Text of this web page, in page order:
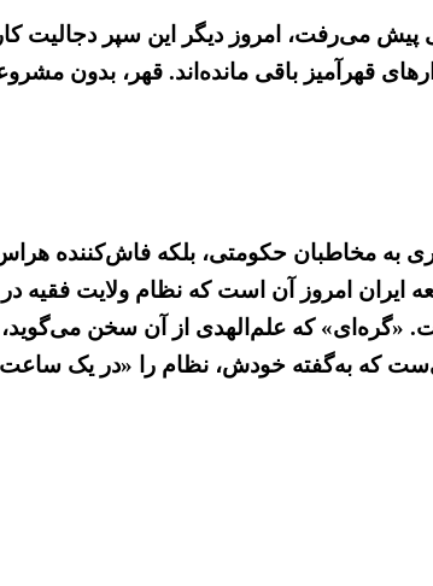
می‌رفت، امروز دیگر این سپر دجالیت
قهرآمیز باقی مانده‌اند. قهر، بدون
به مخاطبان حکومتی، بلکه فاش‌کننده
امروز آن است که نظام ولایت فقیه در
که علم‌الهدی از آن سخن می‌گوید،
که به‌گفته خودش، نظام را «در یک